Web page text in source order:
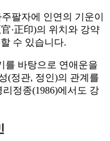
팔자에 인연의 기운이
·正印)의 위치와 강약
수 있습니다.
를 바탕으로 연애운을
(정관, 정인)의 관계를
정종(1986)에서도 강